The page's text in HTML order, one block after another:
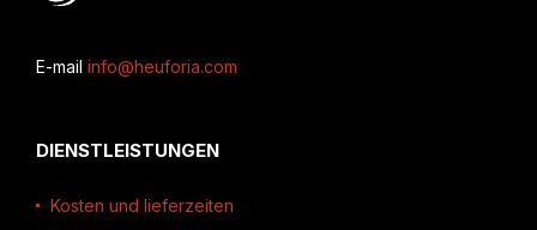
E-mail info@heuforia.com
DIENSTLEISTUNGEN
Kosten und lieferzeiten